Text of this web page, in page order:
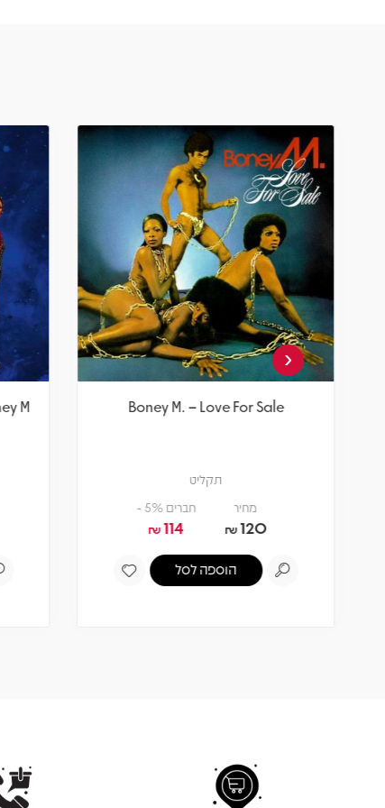
Boney M. – Love For Sale
תקליט
מחיר
120
₪
חברים 5% -
114
₪
הוספה לסל
M.
‹